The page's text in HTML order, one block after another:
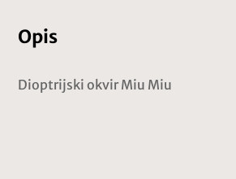
Opis
Dioptrijski okvir Miu Miu